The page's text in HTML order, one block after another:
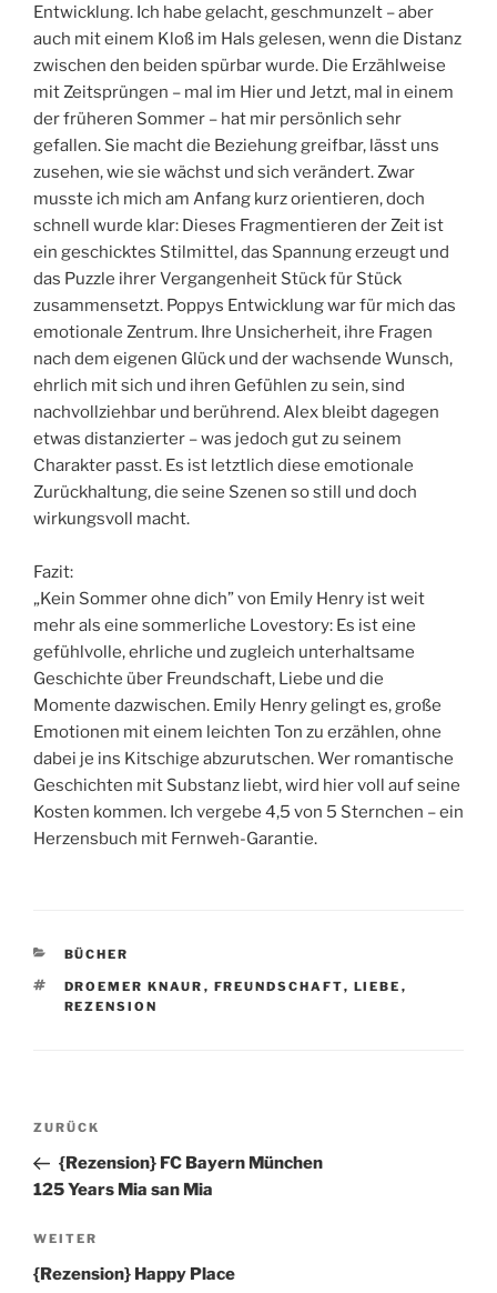
Entwicklung. Ich habe gelacht, geschmunzelt – aber
auch mit einem Kloß im Hals gelesen, wenn die Distanz
zwischen den beiden spürbar wurde. Die Erzählweise
mit Zeitsprüngen – mal im Hier und Jetzt, mal in einem
der früheren Sommer – hat mir persönlich sehr
gefallen. Sie macht die Beziehung greifbar, lässt uns
zusehen, wie sie wächst und sich verändert. Zwar
musste ich mich am Anfang kurz orientieren, doch
schnell wurde klar: Dieses Fragmentieren der Zeit ist
ein geschicktes Stilmittel, das Spannung erzeugt und
das Puzzle ihrer Vergangenheit Stück für Stück
zusammensetzt. Poppys Entwicklung war für mich das
emotionale Zentrum. Ihre Unsicherheit, ihre Fragen
nach dem eigenen Glück und der wachsende Wunsch,
ehrlich mit sich und ihren Gefühlen zu sein, sind
nachvollziehbar und berührend. Alex bleibt dagegen
etwas distanzierter – was jedoch gut zu seinem
Charakter passt. Es ist letztlich diese emotionale
Zurückhaltung, die seine Szenen so still und doch
wirkungsvoll macht.
Fazit:
„Kein Sommer ohne dich” von Emily Henry ist weit
mehr als eine sommerliche Lovestory: Es ist eine
gefühlvolle, ehrliche und zugleich unterhaltsame
Geschichte über Freundschaft, Liebe und die
Momente dazwischen. Emily Henry gelingt es, große
Emotionen mit einem leichten Ton zu erzählen, ohne
dabei je ins Kitschige abzurutschen. Wer romantische
Geschichten mit Substanz liebt, wird hier voll auf seine
Kosten kommen. Ich vergebe 4,5 von 5 Sternchen – ein
Herzensbuch mit Fernweh-Garantie.
KATEGORIEN
BÜCHER
SCHLAGWÖRTER
DROEMER KNAUR , FREUNDSCHAFT, LIEBE ,
REZENSION
Beitragsnavigation
Vorheriger
Beitrag
ZURÜCK
{Rezension} FC Bayern München
125 Years Mia san Mia
Nächster
Beitrag
WEITER
{Rezension} Happy Place